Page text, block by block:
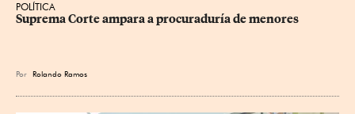
POLÍTICA
Suprema Corte ampara a procuraduría de menores
Por Rolando Ramos